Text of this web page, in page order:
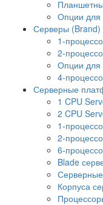
Опции
Серверы (Brand)
1-
2-
Опции для
4-
Серверные
1 CPU
2 CPU
1-
2-
6-
Blade
Корпуса